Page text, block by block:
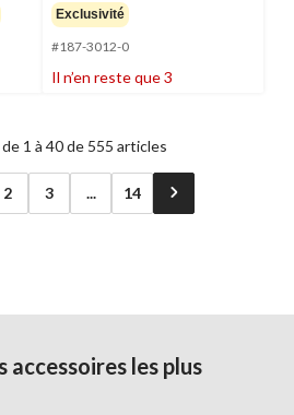
Exclusivité
#187-3012-0
Il n’en reste que 3
1 à 40 de 555 articles
2 3 ... 14
accessoires les plus